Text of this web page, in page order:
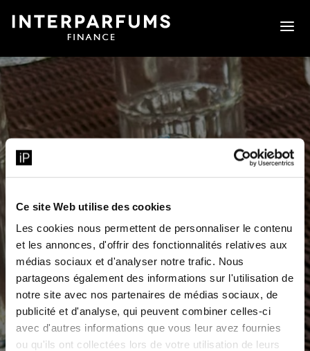
Ce site Web utilise des cookies
Les cookies nous permettent de personnaliser le contenu
et les annonces, d'offrir des fonctionnalités relatives aux
médias sociaux et d'analyser notre trafic. Nous
partageons également des informations sur l'utilisation de
notre site avec nos partenaires de médias sociaux, de
publicité et d'analyse, qui peuvent combiner celles-ci
avec d'autres informations que vous leur avez fournies
ou qu'ils ont collectées lors de votre utilisation de leurs
a
BOURSE
H1 2025 RESULTS REPLAY
(IN FRENCH)